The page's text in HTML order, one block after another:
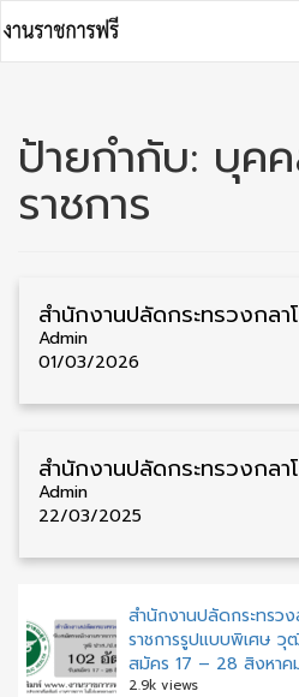
to
content
ป้ายกำกับ: บุคค
ราชการ
Admin
01/03/2026
Admin
22/03/2025
สำนักงานปลัดกระทรว
ราชการรูปแบบพิเศษ
สมัคร 17 – 28 สิงหาค
2.9k views